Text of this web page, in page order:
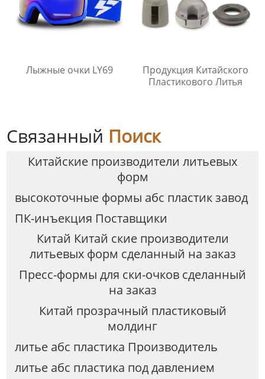
Лыжные очки LY69
Продукция Китайского
Пластикового Литья
Связанный Поиск
Китайские производители литьевых
форм
высокоточные формы абс пластик завод
ПК-инъекция Поставщики
Китай Китай ские производители
литьевых форм сделанный на заказ
Пресс-формы для ски-очков сделанный
на заказ
Китай прозрачный пластиковый
молдинг
литье абс пластика Производитель
литье абс пластика под давлением